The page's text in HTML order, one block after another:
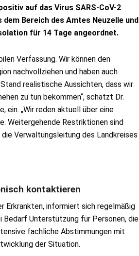
auf das Virus SARS-CoV-2
Bereich des Amtes Neuzelle und
für 14 Tage angeordnet.
Verfassung. Wir können den
nachvollziehen und haben auch
realistische Aussichten, dass wir
zu tun bekommen“, schätzt Dr.
ein. „Wir reden aktuell über eine
Weitergehende Restriktionen sind
Verwaltungsleitung des Landkreises
kontaktieren
Erkrankten, informiert sich regelmäßig
Bedarf Unterstützung für Personen, die
fachliche Abstimmungen mit
der Situation.